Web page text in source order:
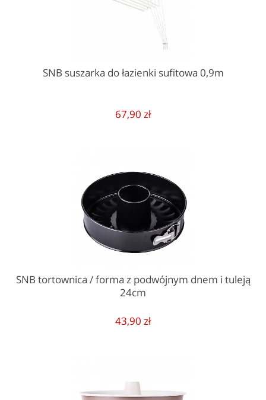
SNB suszarka do łazienki sufitowa 0,9m
67,90 zł
SNB tortownica / forma z podwójnym dnem i tuleją
24cm
43,90 zł